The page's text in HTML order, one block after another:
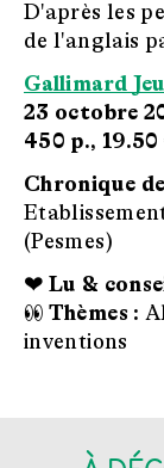
D'après les
de l'anglais
Gallimard
23 octobre
450 p., 19.50
Chronique de
(Pesmes)
❤ Lu &
👀 Thèmes :
inventions